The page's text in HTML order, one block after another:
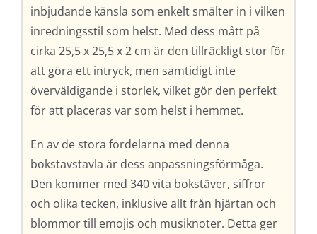
inbjudande känsla som enkelt smälter in i vilken
inredningsstil som helst. Med dess mått på
cirka 25,5 x 25,5 x 2 cm är den tillräckligt stor för
att göra ett intryck, men samtidigt inte
överväldigande i storlek, vilket gör den perfekt
för att placeras var som helst i hemmet.
En av de stora fördelarna med denna
bokstavstavla är dess anpassningsförmåga.
Den kommer med 340 vita bokstäver, siffror
och olika tecken, inklusive allt från hjärtan och
blommor till emojis och musiknoter. Detta ger